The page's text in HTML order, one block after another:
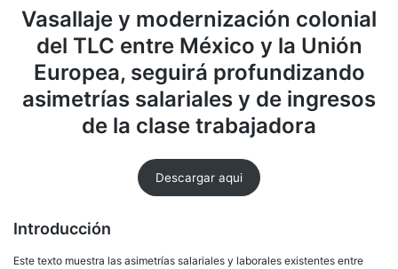
entre
Vasallaje y modernización colonial
del TLC entre México y la Unión
Europea, seguirá profundizando
asimetrías salariales y de ingresos
de la clase trabajadora
Descargar aqui
Introducción
Este texto muestra las asimetrías salariales y laborales existentes entre